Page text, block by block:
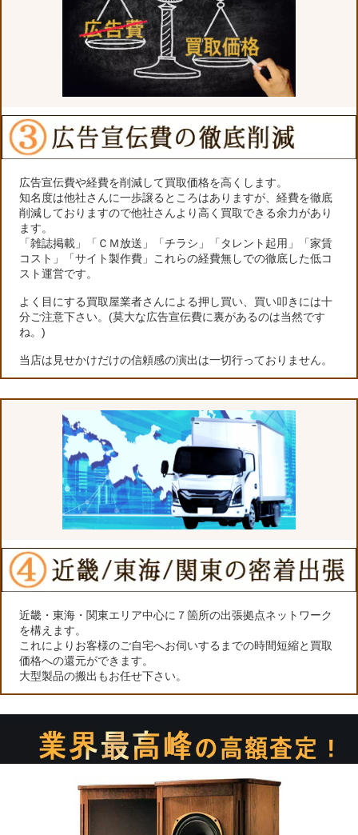
広告宣伝費や経費を削減して買取価格を高くします。
知名度は他社さんに一歩譲るところはありますが、経費を徹底
削減しておりますので他社さんより高く買取できる余力があり
ます。
「雑誌掲載」「ＣＭ放送」「チラシ」「タレント起用」「家賃
コスト」「サイト製作費」これらの経費無しでの徹底した低コ
スト運営です。
よく目にする買取屋業者さんによる押し買い、買い叩きには十
分ご注意下さい。(莫大な広告宣伝費に裏があるのは当然です
ね。)
当店は見せかけだけの信頼感の演出は一切行っておりません。
近畿・東海・関東エリア中心に７箇所の出張拠点ネットワーク
を構えます。
これによりお客様のご自宅へお伺いするまでの時間短縮と買取
価格への還元ができます。
大型製品の搬出もお任せ下さい。